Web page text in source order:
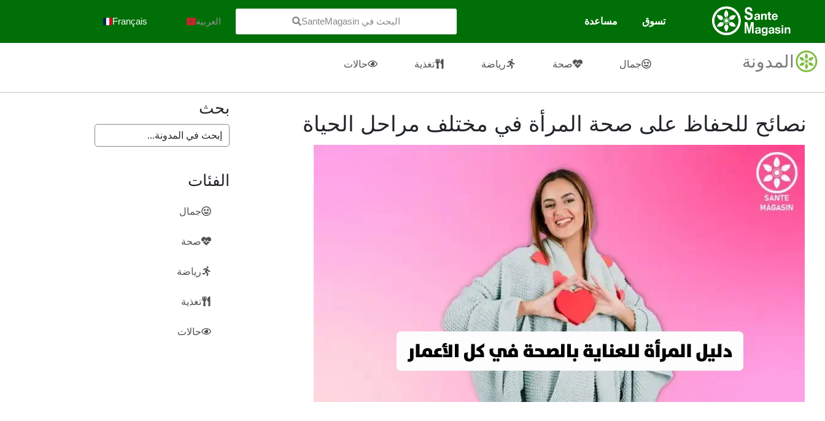
تسوق مساعدة البحث في SanteMagasin العربية Français
المدونة جمال صحة رياضة تغذية حالات
نصائح للحفاظ على صحة المرأة في مختلف مراحل الحياة
بحث
الفئات
جمال
صحة
رياضة
تغذية
حالات